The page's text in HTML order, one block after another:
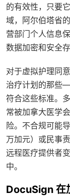
的有效性，只要
域，阿尔伯塔省
营部门个人信息
数据加密和安全
对于虚拟护理同
治疗计划的那些
符合这些标准。
常被加拿大医学
险。不合规可能
万加元）或民事
远程医疗提供者
中。
DocuSign 在